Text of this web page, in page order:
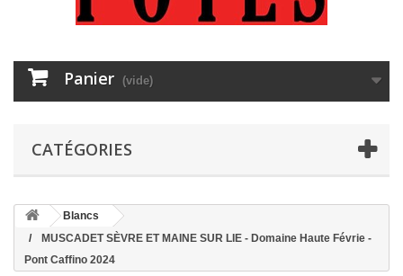
Panier (vide)
CATÉGORIES
Blancs
MUSCADET SÈVRE ET MAINE SUR LIE - Domaine Haute Févrie -
Pont Caffino 2024